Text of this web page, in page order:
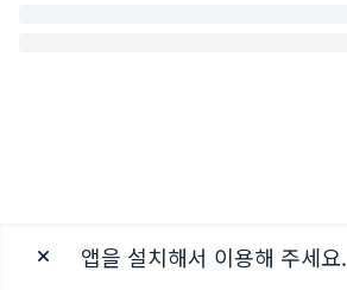
앱을 설치해서 이용해 주세요.